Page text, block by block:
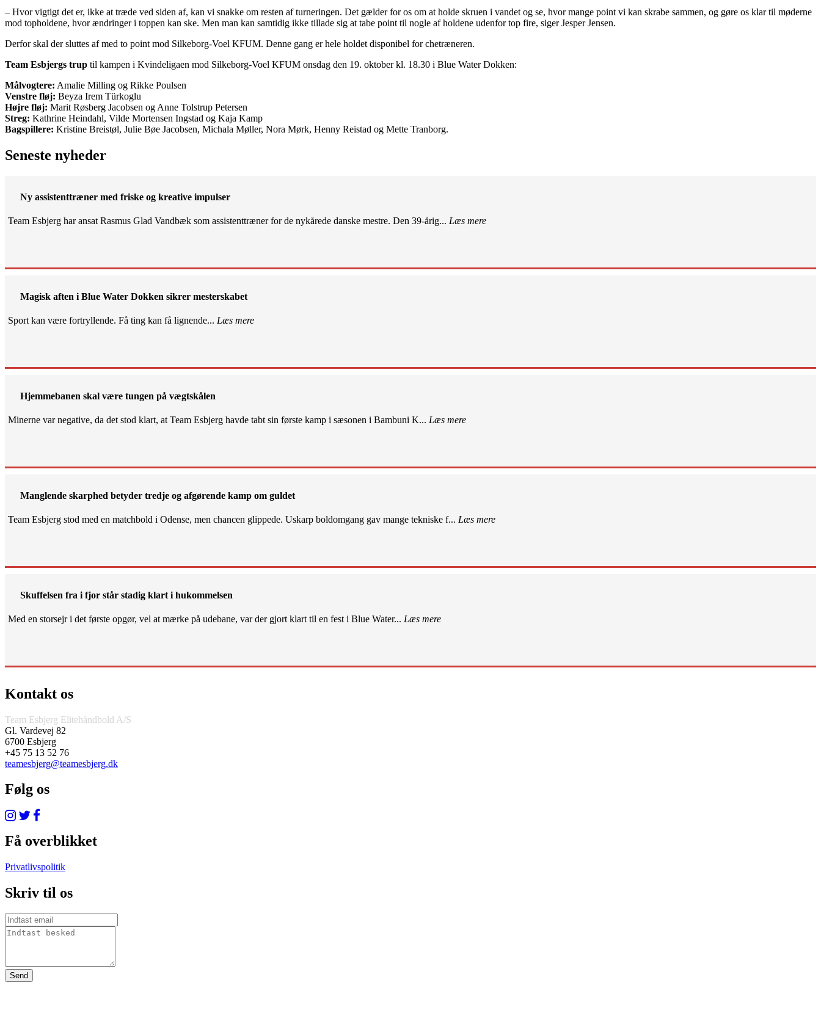
– Hvor vigtigt det er, ikke at træde ved siden af, kan vi snakke om resten af turneringen. Det gælder for os om at holde skruen i vandet og se, hvor mange point vi kan skrabe sammen, og gøre os klar til møderne
mod topholdene, hvor ændringer i toppen kan ske. Men man kan samtidig ikke tillade sig at tabe point til nogle af holdene udenfor top fire, siger Jesper Jensen.
Derfor skal der sluttes af med to point mod Silkeborg-Voel KFUM. Denne gang er hele holdet disponibel for chetræneren.
Team Esbjergs trup til kampen i Kvindeligaen mod Silkeborg-Voel KFUM onsdag den 19. oktober kl. 18.30 i Blue Water Dokken:
Målvogtere: Amalie Milling og Rikke Poulsen
Venstre fløj: Beyza Irem Türkoglu
Højre fløj: Marit Røsberg Jacobsen og Anne Tolstrup Petersen
Streg: Kathrine Heindahl, Vilde Mortensen Ingstad og Kaja Kamp
Bagspillere: Kristine Breistøl, Julie Bøe Jacobsen, Michala Møller, Nora Mørk, Henny Reistad og Mette Tranborg.
Seneste nyheder
Ny assistenttræner med friske og kreative impulser
Team Esbjerg har ansat Rasmus Glad Vandbæk som assistenttræner for de nykårede danske mestre. Den 39-årig... Læs mere
Magisk aften i Blue Water Dokken sikrer mesterskabet
Sport kan være fortryllende. Få ting kan få lignende... Læs mere
Hjemmebanen skal være tungen på vægtskålen
Minerne var negative, da det stod klart, at Team Esbjerg havde tabt sin første kamp i sæsonen i Bambuni K... Læs mere
Manglende skarphed betyder tredje og afgørende kamp om guldet
Team Esbjerg stod med en matchbold i Odense, men chancen glippede. Uskarp boldomgang gav mange tekniske f... Læs mere
Skuffelsen fra i fjor står stadig klart i hukommelsen
Med en storsejr i det første opgør, vel at mærke på udebane, var der gjort klart til en fest i Blue Water... Læs mere
Kontakt os
Team Esbjerg Elitehåndbold A/S
Gl. Vardevej 82
6700 Esbjerg
+45 75 13 52 76
teamesbjerg@teamesbjerg.dk
Følg os
Få overblikket
Privatlivspolitik
Skriv til os